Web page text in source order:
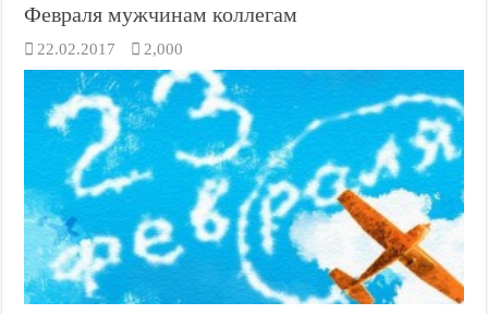
Февраля мужчинам коллегам
22.02.2017 2,000